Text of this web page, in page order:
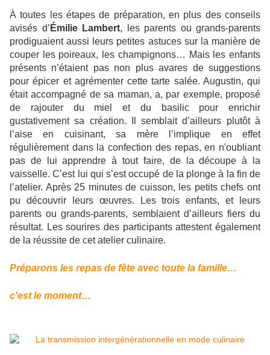
À toutes les étapes de préparation, en plus des conseils
avisés d’ Émilie Lambert, les parents ou grands-parents
prodiguaient aussi leurs petites astuces sur la manière de
couper les poireaux, les champignons… Mais les enfants
présents n’étaient pas non plus avares de suggestions
pour épicer et agrémenter cette tarte salée. Augustin, qui
était accompagné de sa maman, a, par exemple, proposé
de rajouter du miel et du basilic pour enrichir
gustativement sa création. Il semblait d’ailleurs plutôt à
l’aise en cuisinant, sa mère l’implique en effet
régulièrement dans la confection des repas, en n'oubliant
pas de lui apprendre à tout faire, de la découpe à la
vaisselle. C’est lui qui s’est occupé de la plonge à la fin de
l’atelier. Après 25 minutes de cuisson, les petits chefs ont
pu découvrir leurs œuvres. Les trois enfants, et leurs
parents ou grands-parents, semblaient d’ailleurs fiers du
résultat. Les sourires des participants attestent également
de la réussite de cet atelier culinaire.
Préparons les repas de fête avec toute la famille…
c'est le moment…